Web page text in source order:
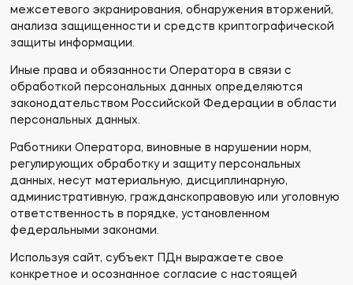
межсетевого экранирования, обнаружения вторжений,
анализа защищенности и средств криптографической
защиты информации.
Иные права и обязанности Оператора в связи с
обработкой персональных данных определяются
законодательством Российской Федерации в области
персональных данных.
Работники Оператора, виновные в нарушении норм,
регулирующих обработку и защиту персональных
данных, несут материальную, дисциплинарную,
административную, гражданскоправовую или уголовную
ответственность в порядке, установленном
федеральными законами.
Используя сайт, субъект ПДн выражаете свое
конкретное и осознанное согласие с настоящей